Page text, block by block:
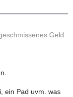
Geld.
ein Pad uvm. was